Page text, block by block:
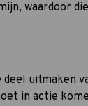
waardoor
uitmaken
in actie